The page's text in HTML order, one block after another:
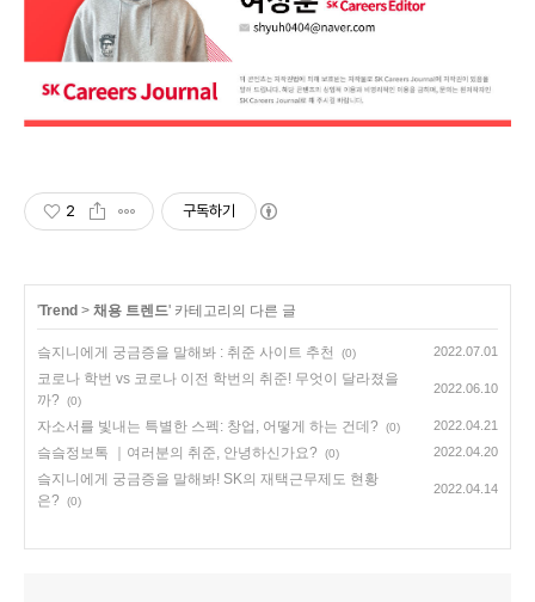
2 구독하기
'Trend > 채용 트렌드' 카테고리의 다른 글
슼지니에게 궁금증을 말해봐 : 취준 사이트 추천 (0) 2022.07.01
코로나 학번 vs 코로나 이전 학번의 취준! 무엇이 달라졌을
까?
(0)
2022.06.10
자소서를 빛내는 특별한 스펙: 창업, 어떻게 하는 건데? (0) 2022.04.21
슼슼정보톡 ｜여러분의 취준, 안녕하신가요? (0) 2022.04.20
슼지니에게 궁금증을 말해봐! SK의 재택근무제도 현황
은?
(0)
2022.04.14